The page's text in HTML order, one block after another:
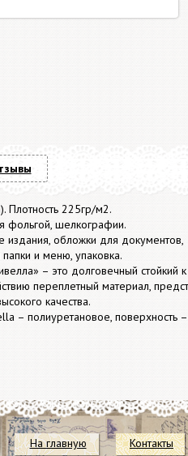
Плотность 225гр/м2.
фольгой, шелкографии.
издания, обложки для документов,
и меню, упаковка.
– это долговечный стойкий к
переплетный материал,
качества.
– полиуретановое, поверхность –
На главную Контакты